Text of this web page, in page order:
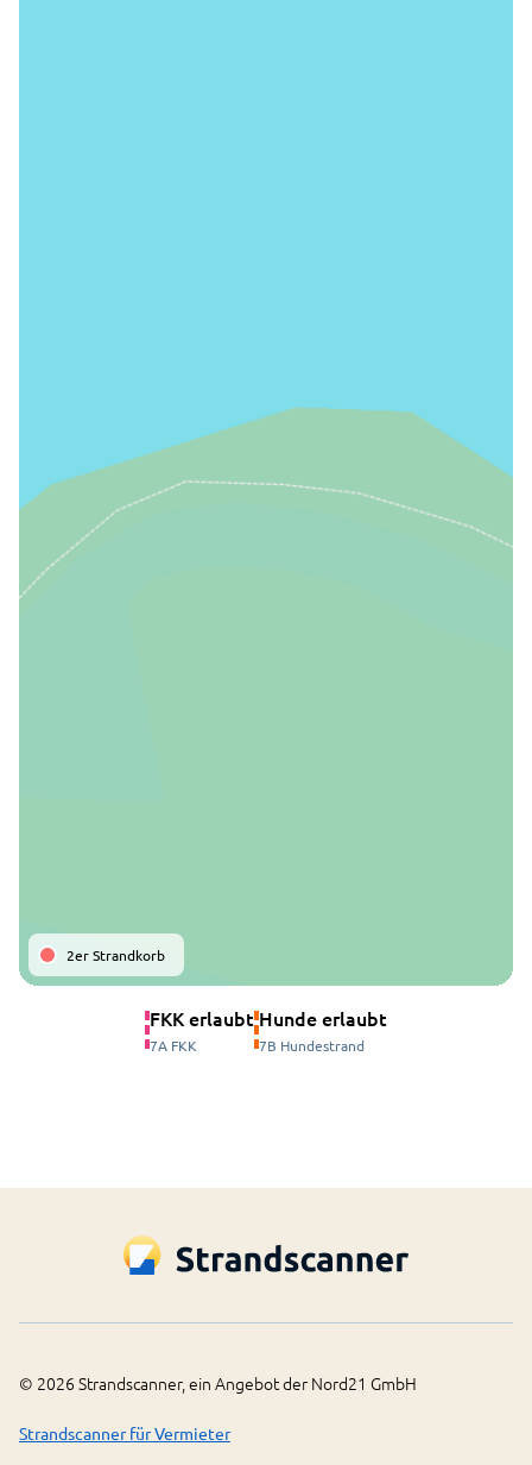
2er Strandkorb
FKK erlaubt
7A FKK
Hunde erlaubt
7B Hundestrand
© 2026 Strandscanner, ein Angebot der Nord21 GmbH
Strandscanner für Vermieter